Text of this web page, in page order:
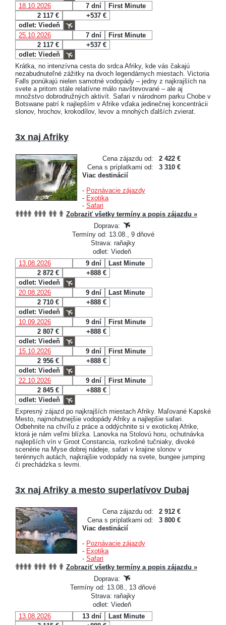
18.10.2026
7 dní
First Minute
2 117 €
+537 €
odlet: Viedeň
25.10.2026
7 dní
First Minute
2 117 €
+537 €
odlet: Viedeň
Krátka, no intenzívna cesta do srdca Afriky, kde vás čakajú
nezabudnuteľné zážitky na dvoch legendárnych miestach. Victoria
Falls ponúkajú nielen samotné vodopády – jedny z najkrajších na
svete a pritom stále relatívne málo navštevované – ale aj
množstvo dobrodružných aktivít. Safari v národnom parku Chobe v
Botswane patrí k najlepším v Afrike vďaka jedinečnej koncentrácii
slonov, hrochov, krokodílov, levov a mnohých ďalších zvierat.
3x naj Afriky
Cena zájazdu od:
2 422 €
Cena s príplatkami od:
3 310 €
Viac destinácií
- Poznávacie zájazdy
- Exotika
- Safari
Zobraziť všetky termíny a popis zájazdu »
Doprava:
Termíny od: 13.08., 9 dňové
Strava: raňajky
odlet: Viedeň
13.08.2026
9 dní
Last Minute
2 872 €
+888 €
odlet: Viedeň
20.08.2026
9 dní
Last Minute
2 710 €
+888 €
odlet: Viedeň
10.09.2026
9 dní
First Minute
2 807 €
+888 €
odlet: Viedeň
15.10.2026
9 dní
First Minute
2 956 €
+888 €
odlet: Viedeň
22.10.2026
9 dní
First Minute
2 845 €
+888 €
odlet: Viedeň
Expresný zájazd po najkrajších miestach Afriky. Maľované Kapské
Mesto, najmohutnejšie vodopády Afriky a najlepšie safari.
Odbehnite na chvíľu z práce a oddýchnite si v exotickej Afrike,
ktorá je nám veľmi blízka. Lanovka na Stolovú horu, ochutnávka
najlepších vín v Groot Constancia, rozkošné tučniaky, divoké
scenérie na Myse dobrej nádeje, safari v krajine slonov v
terénnych autách, najkrajšie vodopády na svete, bungee jumping
či prechádzka s levmi.
3x naj Afriky a mesto superlatívov Dubaj
Cena zájazdu od:
2 912 €
Cena s príplatkami od:
3 800 €
Viac destinácií
- Poznávacie zájazdy
- Exotika
- Safari
Zobraziť všetky termíny a popis zájazdu »
Doprava:
Termíny od: 13.08., 13 dňové
Strava: raňajky
odlet: Viedeň
13.08.2026
13 dní
Last Minute